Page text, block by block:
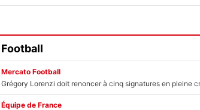
Football
Mercato Football
Équipe de France